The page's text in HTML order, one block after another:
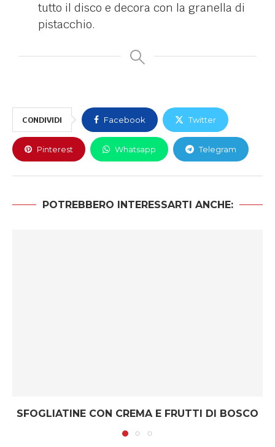
tutto il disco e decora con la granella di
pistacchio.
CONDIVIDI Facebook Twitter
Pinterest Whatsapp Telegram
POTREBBERO INTERESSARTI ANCHE:
SFOGLIATINE CON CREMA E FRUTTI DI BOSCO